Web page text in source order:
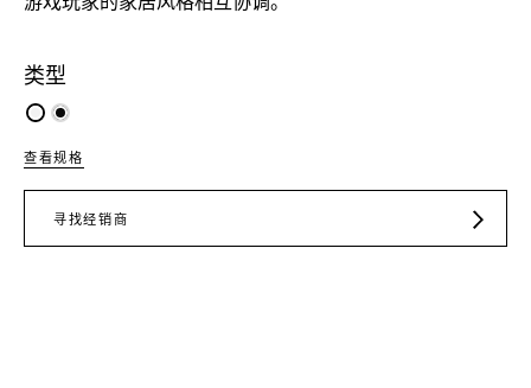
类型
查看规格
寻找经销商